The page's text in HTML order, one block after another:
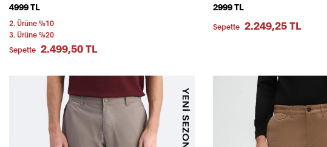
4999 TL
2. Ürüne %10
3. Ürüne %20
Sepette 2.499,50 TL
2999 TL
Sepette 2.249,25 TL